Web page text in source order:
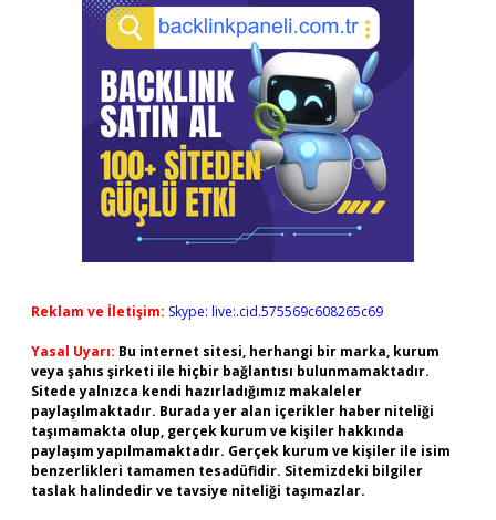
Reklam ve İletişim: Skype: live:.cid.575569c608265c69
Yasal Uyarı: Bu internet sitesi, herhangi bir marka, kurum
veya şahıs şirketi ile hiçbir bağlantısı bulunmamaktadır.
Sitede yalnızca kendi hazırladığımız makaleler
paylaşılmaktadır. Burada yer alan içerikler haber niteliği
taşımamakta olup, gerçek kurum ve kişiler hakkında
paylaşım yapılmamaktadır. Gerçek kurum ve kişiler ile isim
benzerlikleri tamamen tesadüfidir. Sitemizdeki bilgiler
taslak halindedir ve tavsiye niteliği taşımazlar.